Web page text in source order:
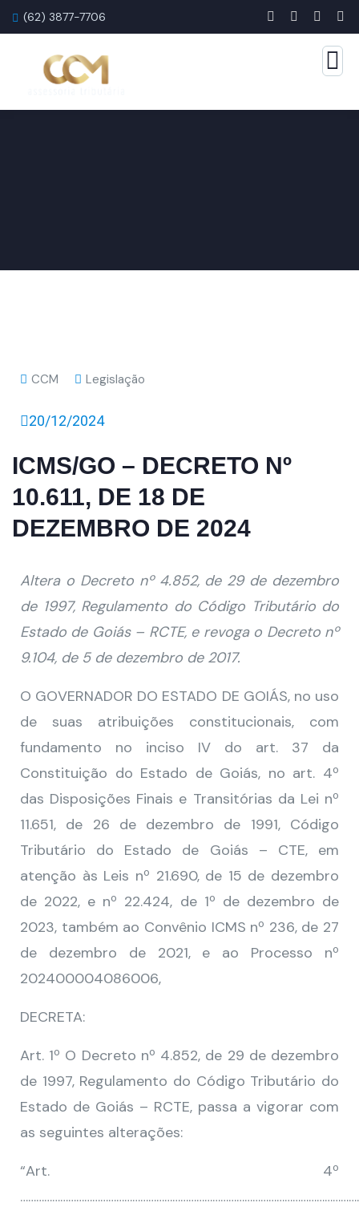
(62) 3877-7706
CCM Legislação
20/12/2024
ICMS/GO – DECRETO Nº
10.611, DE 18 DE
DEZEMBRO DE 2024
Altera o Decreto nº 4.852, de 29 de dezembro
de 1997, Regulamento do Código Tributário do
Estado de Goiás – RCTE, e revoga o Decreto nº
9.104, de 5 de dezembro de 2017.
O GOVERNADOR DO ESTADO DE GOIÁS, no uso
de suas atribuições constitucionais, com
fundamento no inciso IV do art. 37 da
Constituição do Estado de Goiás, no art. 4º
das Disposições Finais e Transitórias da Lei nº
11.651, de 26 de dezembro de 1991, Código
Tributário do Estado de Goiás – CTE, em
atenção às Leis nº 21.690, de 15 de dezembro
de 2022, e nº 22.424, de 1º de dezembro de
2023, também ao Convênio ICMS nº 236, de 27
de dezembro de 2021, e ao Processo nº
202400004086006,
DECRETA:
Art. 1º O Decreto nº 4.852, de 29 de dezembro
de 1997, Regulamento do Código Tributário do
Estado de Goiás – RCTE, passa a vigorar com
as seguintes alterações:
“Art. 4º